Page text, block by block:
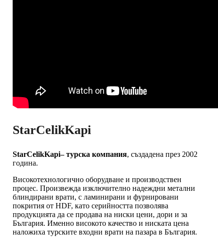
StarCelikKapi
StarCelikKapi– турска компания, създадена през 2002
година.
Високотехнологично оборудване и производствен
процес. Произвежда изключително надеждни метални
блиндирани врати, с ламинирани и фурнировани
покрития от HDF, като серийността позволява
продукцията да се продава на ниски цени, дори и за
България. Именно високото качество и ниската цена
наложиха турските входни врати на пазара в България.